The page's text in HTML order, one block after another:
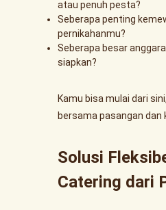
atau penuh pesta?
Seberapa penting
pernikahanmu?
Seberapa besar
siapkan?
Kamu bisa mulai dari
bersama pasangan dan
Solusi
Catering dari